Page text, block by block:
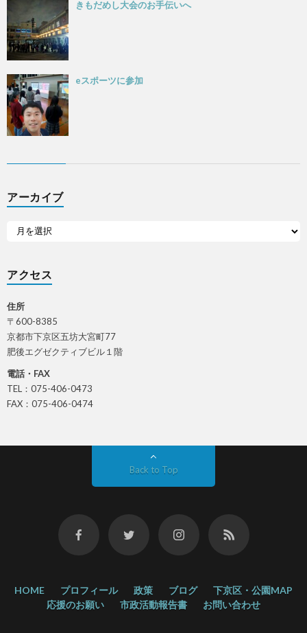
きもだめし大会のお手伝いへ
eスポーツに参加
アーカイブ
アクセス
住所
〒600-8385
京都市下京区五坊大宮町77
肥後エグゼクティブビル１階
電話・FAX
TEL：075-406-0473
FAX：075-406-0474
Back to Top
HOME プロフィール 政策 ブログ
下京区・公園MAP
応援のお願い
市政活動報告書 お問い合わせ